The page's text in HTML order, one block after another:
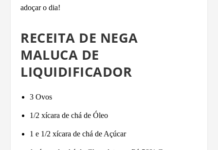
adoçar o dia!
RECEITA DE NEGA
MALUCA DE
LIQUIDIFICADOR
3 Ovos
1/2 xícara de chá de Óleo
1 e 1/2 xícara de chá de Açúcar